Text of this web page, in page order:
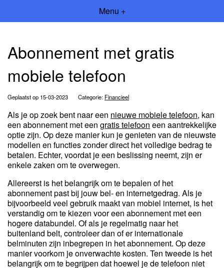
Menu +
Abonnement met gratis
mobiele telefoon
Geplaatst op 15-03-2023 Categorie: Financieel
Als je op zoek bent naar een nieuwe mobiele telefoon, kan
een abonnement met een gratis telefoon een aantrekkelijke
optie zijn. Op deze manier kun je genieten van de nieuwste
modellen en functies zonder direct het volledige bedrag te
betalen. Echter, voordat je een beslissing neemt, zijn er
enkele zaken om te overwegen.
Allereerst is het belangrijk om te bepalen of het
abonnement past bij jouw bel- en internetgedrag. Als je
bijvoorbeeld veel gebruik maakt van mobiel internet, is het
verstandig om te kiezen voor een abonnement met een
hogere databundel. Of als je regelmatig naar het
buitenland belt, controleer dan of er internationale
belminuten zijn inbegrepen in het abonnement. Op deze
manier voorkom je onverwachte kosten. Ten tweede is het
belangrijk om te begrijpen dat hoewel je de telefoon niet